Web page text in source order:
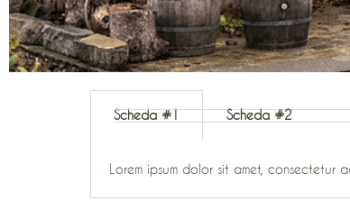
Scheda #1 Scheda #2
Lorem ipsum dolor sit amet,